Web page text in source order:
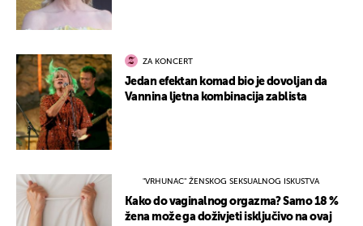
ZA KONCERT
Jedan efektan komad bio je dovoljan da
Vannina ljetna kombinacija zablista
"VRHUNAC" ŽENSKOG SEKSUALNOG ISKUSTVA
Kako do vaginalnog orgazma? Samo 18 %
žena može ga doživjeti isključivo na ovaj